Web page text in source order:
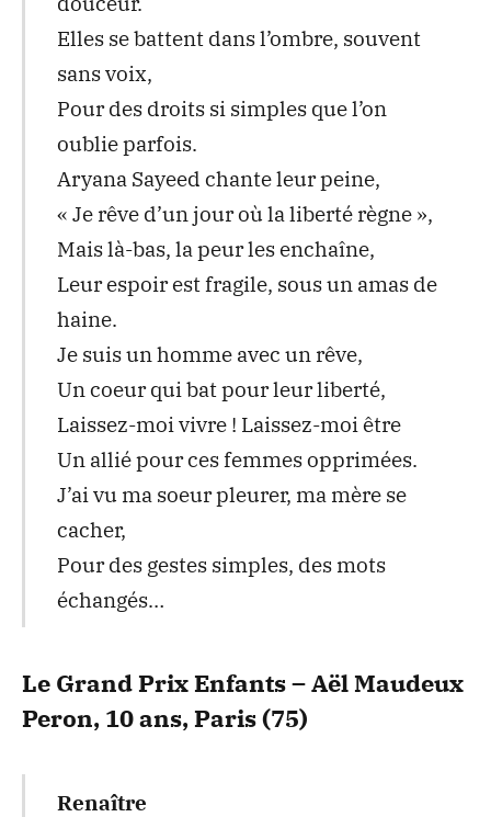
Elles se battent dans l’ombre, souvent
sans voix,
Pour des droits si simples que l’on
oublie parfois.
Aryana Sayeed chante leur peine,
« Je rêve d’un jour où la liberté règne »,
Mais là-bas, la peur les enchaîne,
Leur espoir est fragile, sous un amas de
haine.
Je suis un homme avec un rêve,
Un coeur qui bat pour leur liberté,
Laissez-moi vivre ! Laissez-moi être
Un allié pour ces femmes opprimées.
J’ai vu ma soeur pleurer, ma mère se
cacher,
Pour des gestes simples, des mots
échangés…
Le Grand Prix Enfants – Aël Maudeux
Peron, 10 ans, Paris (75)
Renaître